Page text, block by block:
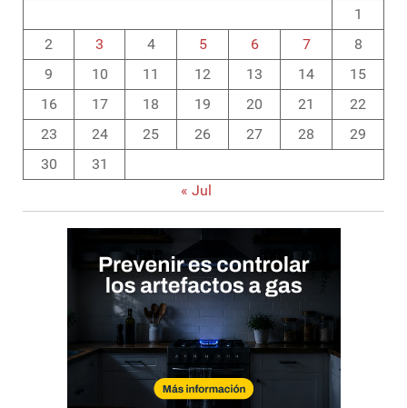
1
2
3 4 5 6 7
8
9
10 11 12 13 14
15
16
17 18 19 20 21
22
23
24 25 26 27 28
29
30
31
« Jul